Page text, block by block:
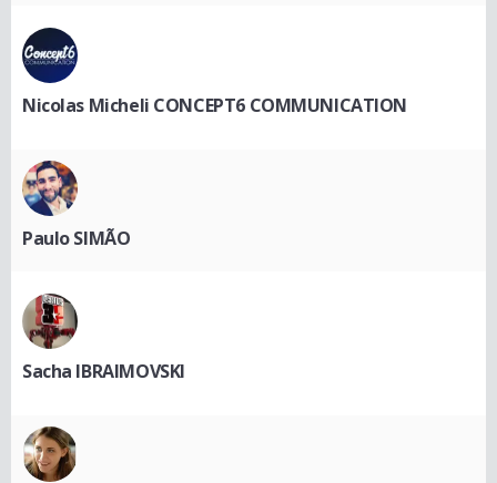
Nicolas Micheli CONCEPT6 COMMUNICATION
Paulo SIMÃO
Sacha IBRAIMOVSKI